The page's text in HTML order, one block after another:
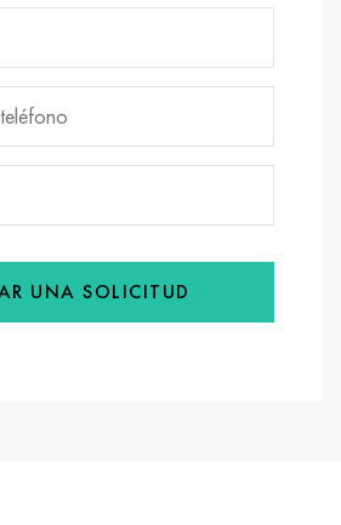
UNA SOLICITUD